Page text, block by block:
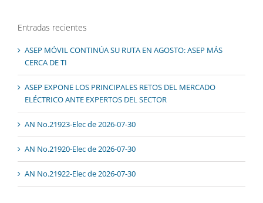
Entradas recientes
ASEP MÓVIL CONTINÚA SU RUTA EN AGOSTO: ASEP MÁS
CERCA DE TI
ASEP EXPONE LOS PRINCIPALES RETOS DEL MERCADO
ELÉCTRICO ANTE EXPERTOS DEL SECTOR
AN No.21923-Elec de 2026-07-30
AN No.21920-Elec de 2026-07-30
AN No.21922-Elec de 2026-07-30